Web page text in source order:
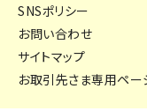
SNSポリシー
お問い合わせ
サイトマップ
お取引先さま専用ペー